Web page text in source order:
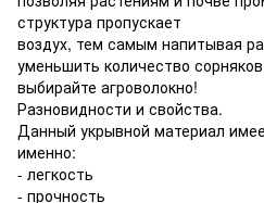
структура пропускает
воздух, тем самым напитывая
уменьшить количество
выбирайте агроволокно!
Разновидности и свойства.
Данный укрывной материал
именно:
- легкость
- прочность